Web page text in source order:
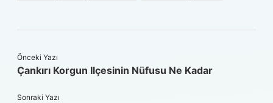
Önceki Yazı
Çankırı Korgun Ilçesinin Nüfusu Ne Kadar
Sonraki Yazı